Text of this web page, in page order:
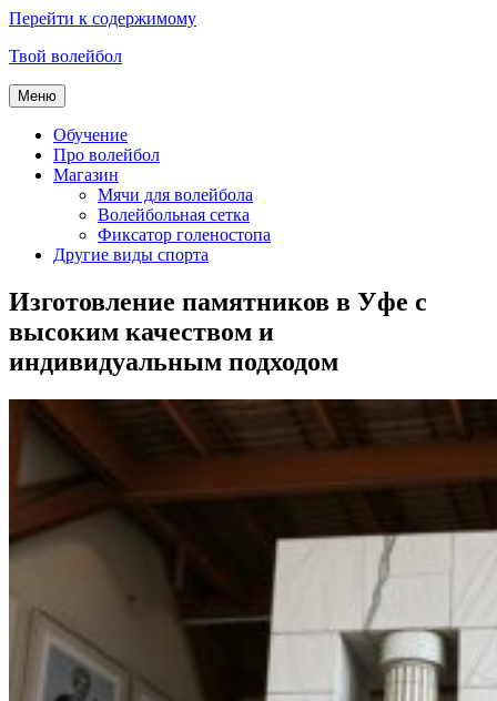
Перейти к содержимому
Твой волейбол
Меню
Обучение
Про волейбол
Магазин
Мячи для волейбола
Волейбольная сетка
Фиксатор голеностопа
Другие виды спорта
Изготовление памятников в Уфе с
высоким качеством и
индивидуальным подходом